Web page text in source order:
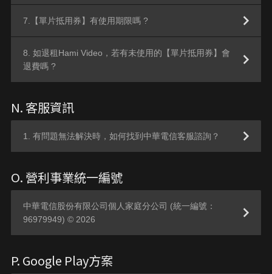
7.【單片抵用券】有使用期限嗎 ?
8. 如退租Hami Video，若有未使用的【單片抵用券】會
退費嗎 ?
N. 客服資訊
1. 有問題無法解決時，如何找到中華電信客服諮詢？
O. 營利事業統一編號
中華電信股份有限公司個人家庭分公司 (統一編號：
96979949) © 2026
P. Google Play方案